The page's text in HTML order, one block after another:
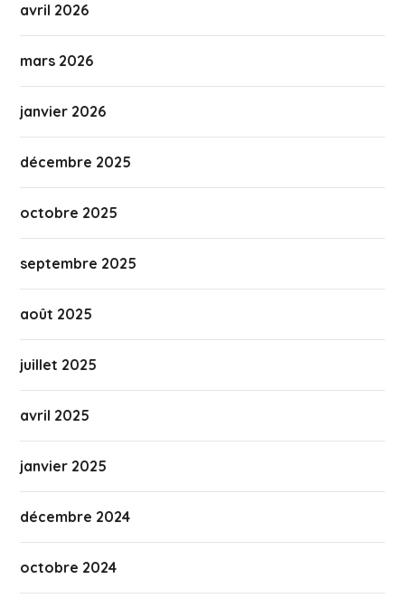
avril 2026
mars 2026
janvier 2026
décembre 2025
octobre 2025
septembre 2025
août 2025
juillet 2025
avril 2025
janvier 2025
décembre 2024
octobre 2024